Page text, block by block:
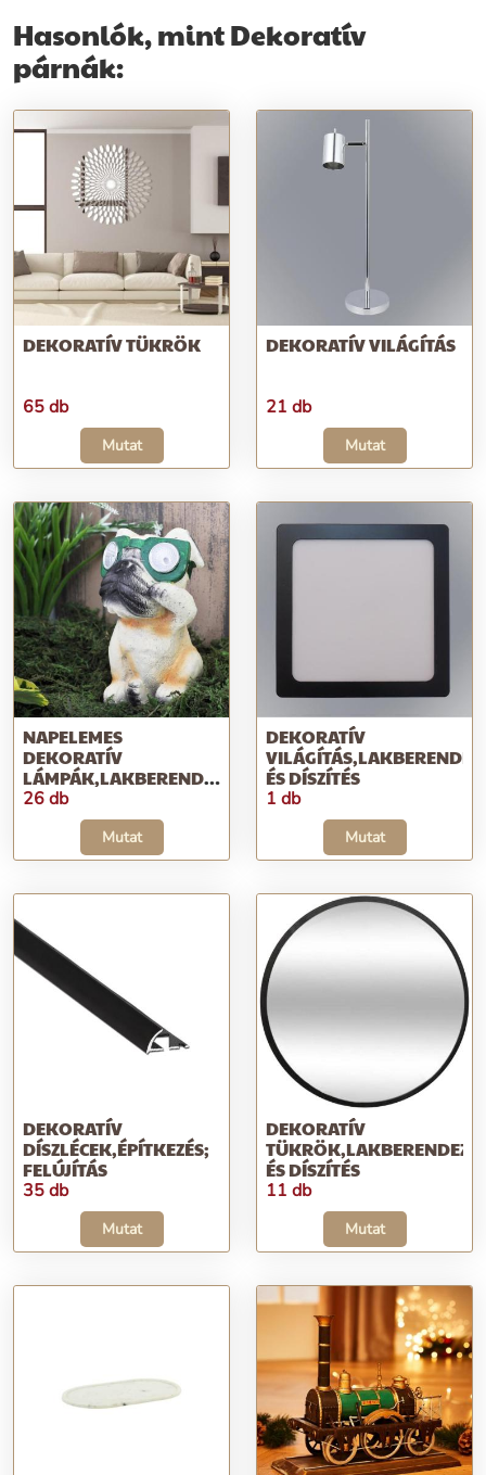
Hasonlók, mint Dekoratív
párnák:
DEKORATÍV TÜKRÖK
65 db
Mutat
DEKORATÍV VILÁGÍTÁS
21 db
Mutat
NAPELEMES
DEKORATÍV
LÁMPÁK,LAKBERENDEZÉS
ÉS DÍSZÍTÉS
26 db
Mutat
DEKORATÍV
ÉS DÍSZÍTÉS
1 db
Mutat
DEKORATÍV
DÍSZLÉCEK,ÉPÍTKEZÉS;
FELÚJÍTÁS
35 db
Mutat
DEKORATÍV
ÉS DÍSZÍTÉS
11 db
Mutat